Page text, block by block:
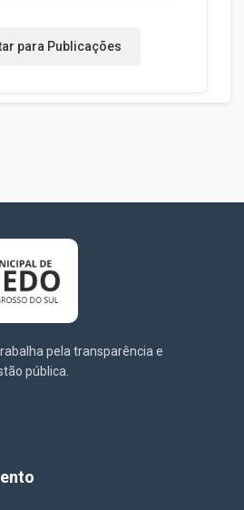
para Publicações
pela transparência e
pública.